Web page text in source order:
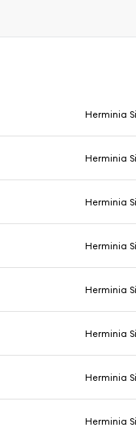
Herminia
Herminia
Herminia
Herminia
Herminia
Herminia
Herminia
Herminia